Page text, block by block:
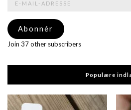
adresse
Abonnér
Join 37 other subscribers
Populære